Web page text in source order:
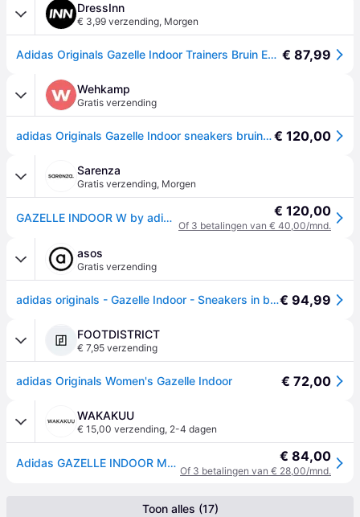
DressInn
€ 3,99 verzending, Morgen
Adidas Originals Gazelle Indoor Trainers Bruin EU 39 1/3 Vrouw € 87,99
Wehkamp
Gratis verzending
adidas Originals Gazelle Indoor sneakers bruin/lichtroze€ 120,00
Sarenza
Gratis verzending, Morgen
GAZELLE INDOOR W by adidas originals € 120,00
Of 3 betalingen van € 40,00/mnd.
asos
Gratis verzending
adidas originals - Gazelle Indoor - Sneakers in beige met rubberen zool-Wit€ 94,99
FOOTDISTRICT
€ 7,95 verzending
adidas Originals Women's Gazelle Indoor € 72,00
WAKAKUU
€ 15,00 verzending, 2-4 dagen
Adidas GAZELLE INDOOR MAGBEI/C Beige UK 4 (EUR 36 2/3) € 84,00
Of 3 betalingen van € 28,00/mnd.
Toon alles (17)